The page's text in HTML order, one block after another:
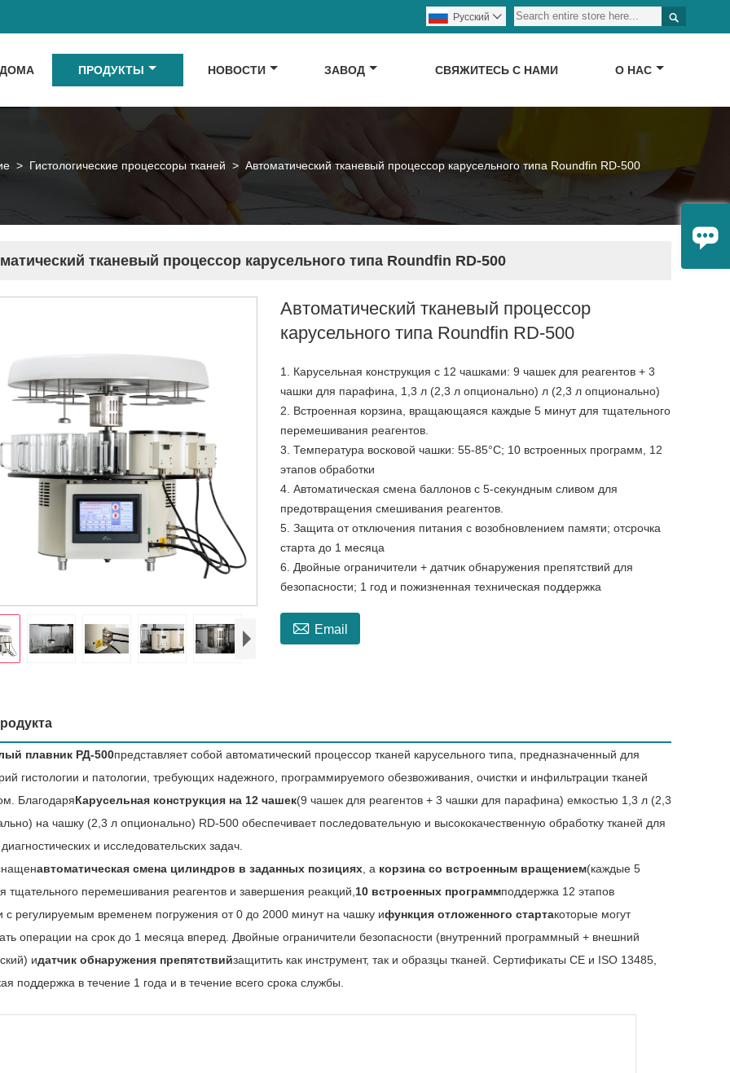


Pусский 
ДОМА ПРОДУКТЫ НОВОСТИ ЗАВОД СВЯЖИТЕСЬ С НАМИ О НАС
> Гистологические процессоры тканей > Автоматический тканевый процессор карусельного типа Roundfin RD-500
тканевый процессор карусельного типа Roundfin RD-500
Автоматический тканевый процессор
карусельного типа Roundfin RD-500
1. Карусельная конструкция с 12 чашками: 9 чашек для реагентов + 3
чашки для парафина, 1,3 л (2,3 л опционально) л (2,3 л опционально)
2. Встроенная корзина, вращающаяся каждые 5 минут для тщательного
перемешивания реагентов.
3. Температура восковой чашки: 55-85°C; 10 встроенных программ, 12
этапов обработки
4. Автоматическая смена баллонов с 5-секундным сливом для
предотвращения смешивания реагентов.
5. Защита от отключения питания с возобновлением памяти; отсрочка
старта до 1 месяца
6. Двойные ограничители + датчик обнаружения препятствий для
безопасности; 1 год и пожизненная техническая поддержка
 Email
плавник РД-500представляет собой автоматический процессор тканей карусельного типа, предназначенный для
гистологии и патологии, требующих надежного, программируемого обезвоживания, очистки и инфильтрации тканей
БлагодаряКарусельная конструкция на 12 чашек(9 чашек для реагентов + 3 чашки для парафина) емкостью 1,3 л (2,3
на чашку (2,3 л опционально) RD-500 обеспечивает последовательную и высококачественную обработку тканей для
и исследовательских задач.
автоматическая смена цилиндров в заданных позициях , a корзина со встроенным вращением(каждые 5
тщательного перемешивания реагентов и завершения реакций, 10 встроенных программподдержка 12 этапов
с регулируемым временем погружения от 0 до 2000 минут на чашку ифункция отложенного стартакоторые могут
операции на срок до 1 месяца вперед. Двойные ограничители безопасности (внутренний программный + внешний
идатчик обнаружения препятствийзащитить как инструмент, так и образцы тканей. Сертификаты CE и ISO 13485,
поддержка в течение 1 года и в течение всего срока службы.